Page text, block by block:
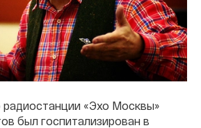
радиостанции «Эхо Москвы»
был госпитализирован в